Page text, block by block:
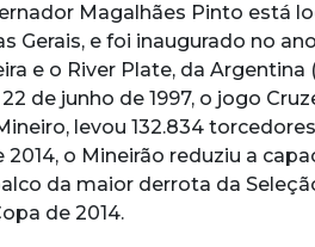
Magalhães Pinto está
Gerais, e foi inaugurado no
e o River Plate, da Argentina
de junho de 1997, o jogo
levou 132.834
2014, o Mineirão reduziu a
da maior derrota da
de 2014.